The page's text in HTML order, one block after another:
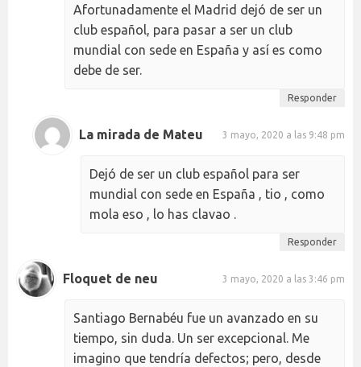
Afortunadamente el Madrid dejó de ser un
club español, para pasar a ser un club
mundial con sede en España y así es como
debe de ser.
Responder
La mirada de Mateu 3 mayo, 2020 a las 9:48 pm
Dejó de ser un club español para ser
mundial con sede en España , tio , como
mola eso , lo has clavao .
Responder
Floquet de neu 3 mayo, 2020 a las 3:46 pm
Santiago Bernabéu fue un avanzado en su
tiempo, sin duda. Un ser excepcional. Me
imagino que tendría defectos; pero, desde